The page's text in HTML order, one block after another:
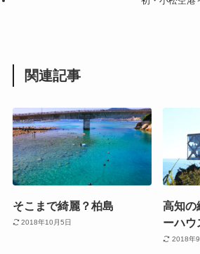
関連記事
そこまで綺麗？柏島
2018年10月5日
高知の
ーハウ
2018年